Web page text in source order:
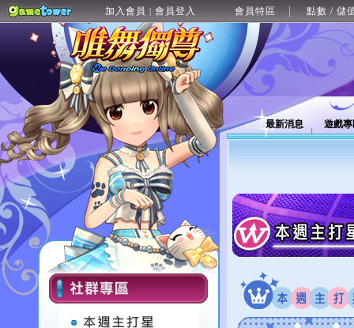
加入會員 | 會員登入 會員特區 點數 / 儲
最新消息 遊戲